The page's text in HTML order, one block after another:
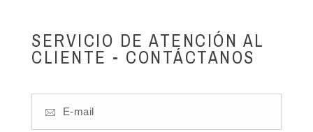
SERVICIO DE ATENCIÓN AL
CLIENTE - CONTÁCTANOS